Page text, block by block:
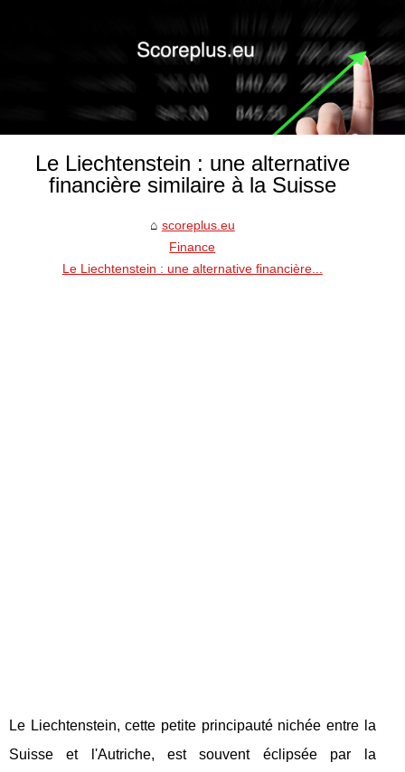
Le Liechtenstein : une alternative
financière similaire à la Suisse
scoreplus.eu
Finance
Le Liechtenstein : une alternative financière...
Le Liechtenstein, cette petite principauté nichée entre la
Suisse et l'Autriche, est souvent éclipsée par la